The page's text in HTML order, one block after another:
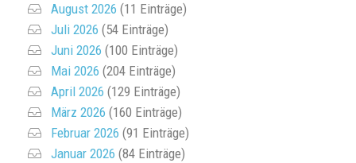
August 2026 (11 Einträge)
Juli 2026 (54 Einträge)
Juni 2026 (100 Einträge)
Mai 2026 (204 Einträge)
April 2026 (129 Einträge)
März 2026 (160 Einträge)
Februar 2026 (91 Einträge)
Januar 2026 (84 Einträge)